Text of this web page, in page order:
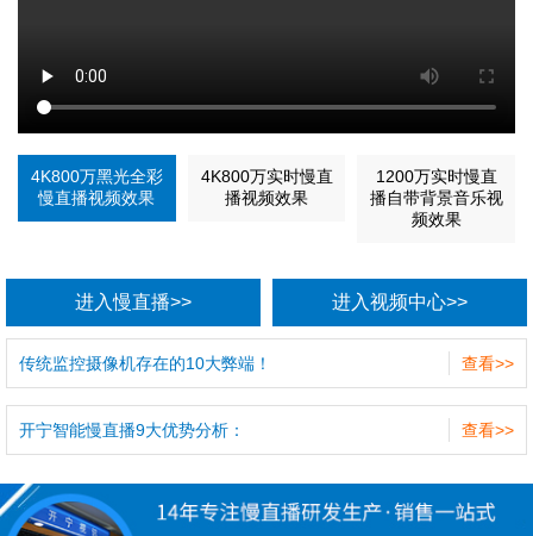
4K800万黑光全彩
慢直播视频效果
4K800万实时慢直
播视频效果
1200万实时慢直
播自带背景音乐视
频效果
进入慢直播>> 进入视频中心>>
查看>>
传统监控摄像机存在的10大弊端！
查看>>
开宁智能慢直播9大优势分析：